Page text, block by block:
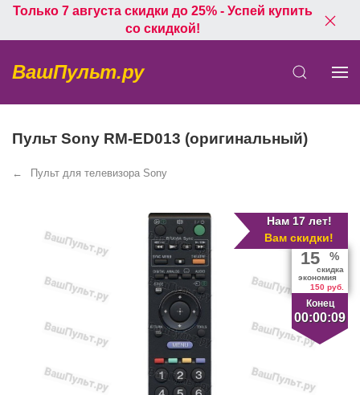
Только 7 августа скидки до 25% - Успей купить
со скидкой!
ВашПульт.ру
Пульт Sony RM-ED013 (оригинальный)
Пульт для телевизора Sony
Нам 17 лет!
Вам скидки!
Конец
00:00:08
15 %
скидка
экономия
150 руб.